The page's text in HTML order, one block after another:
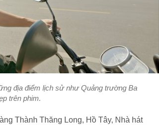
địa điểm lịch sử như Quảng trường Ba
trên phim.
Thành Thăng Long, Hồ Tây, Nhà hát